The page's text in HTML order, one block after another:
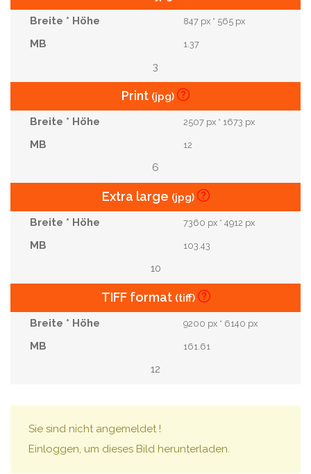
847 px * 565 px
1.37
3
Print (jpg)
2507 px * 1673 px
12
6
Extra large (jpg)
7360 px * 4912 px
103.43
10
TIFF format (tiff)
9200 px * 6140 px
161.61
12
Sie sind nicht angemeldet !
Einloggen, um dieses Bild herunterladen.